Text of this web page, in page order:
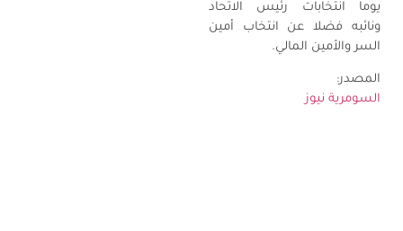
يوما انتخابات رئيس الاتحاد
ونائبه فضلا عن انتخاب أمين
السر والأمين المالي.
المصدر:
السومرية نيوز